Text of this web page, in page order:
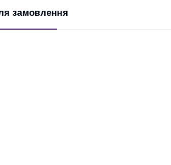
замовлення